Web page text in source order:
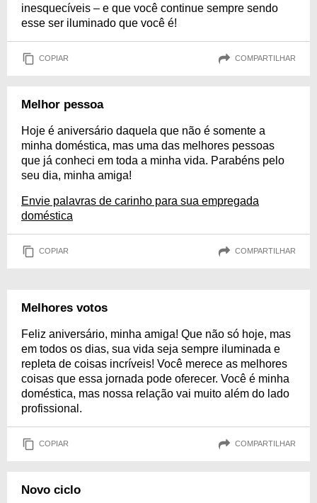
inesquecíveis – e que você continue sempre sendo
esse ser iluminado que você é!
COPIAR COMPARTILHAR
Melhor pessoa
Hoje é aniversário daquela que não é somente a
minha doméstica, mas uma das melhores pessoas
que já conheci em toda a minha vida. Parabéns pelo
seu dia, minha amiga!
Envie palavras de carinho para sua empregada
doméstica
COPIAR COMPARTILHAR
Melhores votos
Feliz aniversário, minha amiga! Que não só hoje, mas
em todos os dias, sua vida seja sempre iluminada e
repleta de coisas incríveis! Você merece as melhores
coisas que essa jornada pode oferecer. Você é minha
doméstica, mas nossa relação vai muito além do lado
profissional.
COPIAR COMPARTILHAR
Novo ciclo